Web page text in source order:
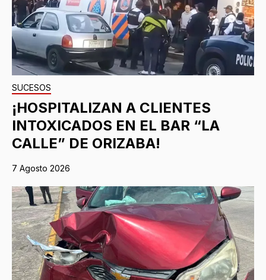
SUCESOS
¡HOSPITALIZAN A CLIENTES
INTOXICADOS EN EL BAR “LA
CALLE” DE ORIZABA!
7 Agosto 2026